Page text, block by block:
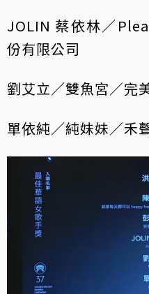
JOLIN 蔡依林／
份有限公司
劉艾立／雙魚宮／完
單依純／純妹妹／禾